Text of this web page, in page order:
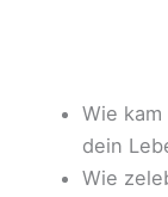
Wie
dein
Wie